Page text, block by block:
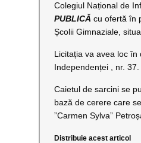
Colegiul Național de
PUBLICĂ cu ofertă în
Școlii Gimnaziale,
Licitația va avea loc în
Independenței , nr. 37.
Caietul de sarcini se
bază de cerere care
”Carmen Sylva”
Distribuie acest articol